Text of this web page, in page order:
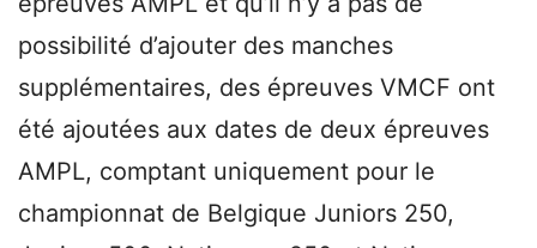
possibilité d’ajouter des manches
supplémentaires, des épreuves VMCF ont
été ajoutées aux dates de deux épreuves
AMPL, comptant uniquement pour le
championnat de Belgique Juniors 250,